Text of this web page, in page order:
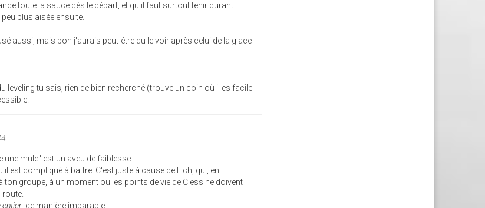
toute la sauce dès le départ, et qu'il faut surtout tenir durant
plus aisée ensuite.
aussi, mais bon j'aurais peut-être du le voir après celui de la glace
leveling tu sais, rien de bien recherché (trouve un coin où il es facile
mule" est un aveu de faiblesse.
est compliqué à battre. C'est juste à cause de Lich, qui, en
groupe, à un moment ou les points de vie de Cless ne doivent
entier , de manière imparable.